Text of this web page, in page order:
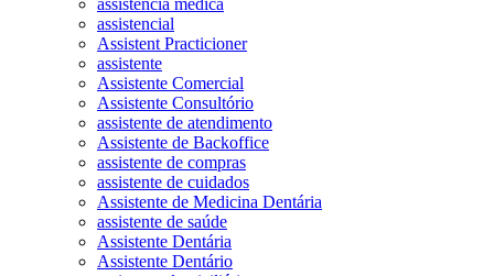
assistencial
Assistent Practicioner
assistente
Assistente Comercial
Assistente Consultório
assistente de atendimento
Assistente de Backoffice
assistente de compras
assistente de cuidados
Assistente de Medicina Dentária
assistente de saúde
Assistente Dentária
Assistente Dentário